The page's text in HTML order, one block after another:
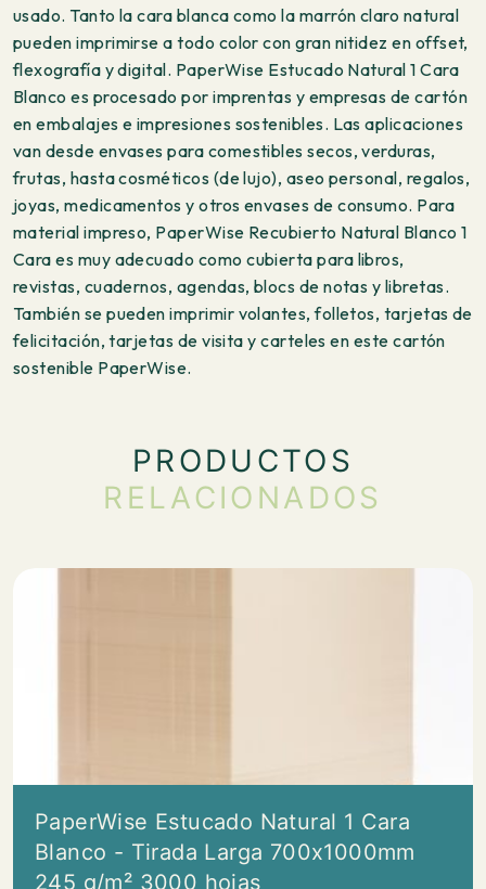
usado. Tanto la cara blanca como la marrón claro natural
pueden imprimirse a todo color con gran nitidez en offset,
flexografía y digital. PaperWise Estucado Natural 1 Cara
Blanco es procesado por imprentas y empresas de cartón
en embalajes e impresiones sostenibles. Las aplicaciones
van desde envases para comestibles secos, verduras,
frutas, hasta cosméticos (de lujo), aseo personal, regalos,
joyas, medicamentos y otros envases de consumo. Para
material impreso, PaperWise Recubierto Natural Blanco 1
Cara es muy adecuado como cubierta para libros,
revistas, cuadernos, agendas, blocs de notas y libretas.
También se pueden imprimir volantes, folletos, tarjetas de
felicitación, tarjetas de visita y carteles en este cartón
sostenible PaperWise.
PRODUCTOS
RELACIONADOS
PaperWise Estucado Natural 1 Cara
Blanco - Tirada Larga 700x1000mm
245 g/m² 3000 hojas